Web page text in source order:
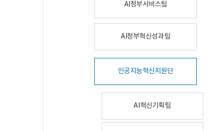
AI정부서비스팀
AI정부혁신성과팀
인공지능혁신지원단
AI혁신기획팀